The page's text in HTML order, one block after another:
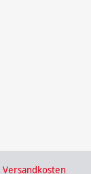
Versandkosten